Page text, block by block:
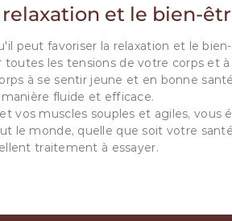
relaxation et le bien-
peut favoriser la relaxation et le
les tensions de votre corps et
à se sentir jeune et en bonne
fluide et efficace.
vos muscles souples et agiles, vous
le monde, quelle que soit votre
traitement à essayer.